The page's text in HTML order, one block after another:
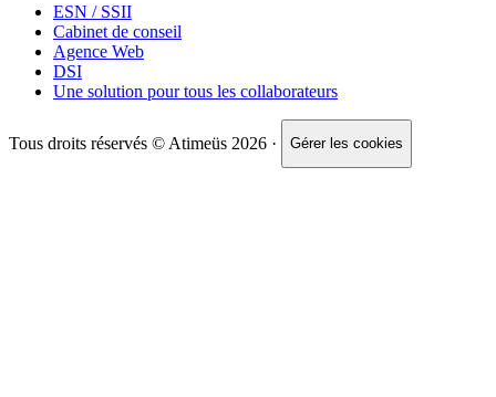
ESN / SSII
Cabinet de conseil
Agence Web
DSI
Une solution pour tous les collaborateurs
Tous droits réservés © Atimeüs 2026 · Gérer les cookies